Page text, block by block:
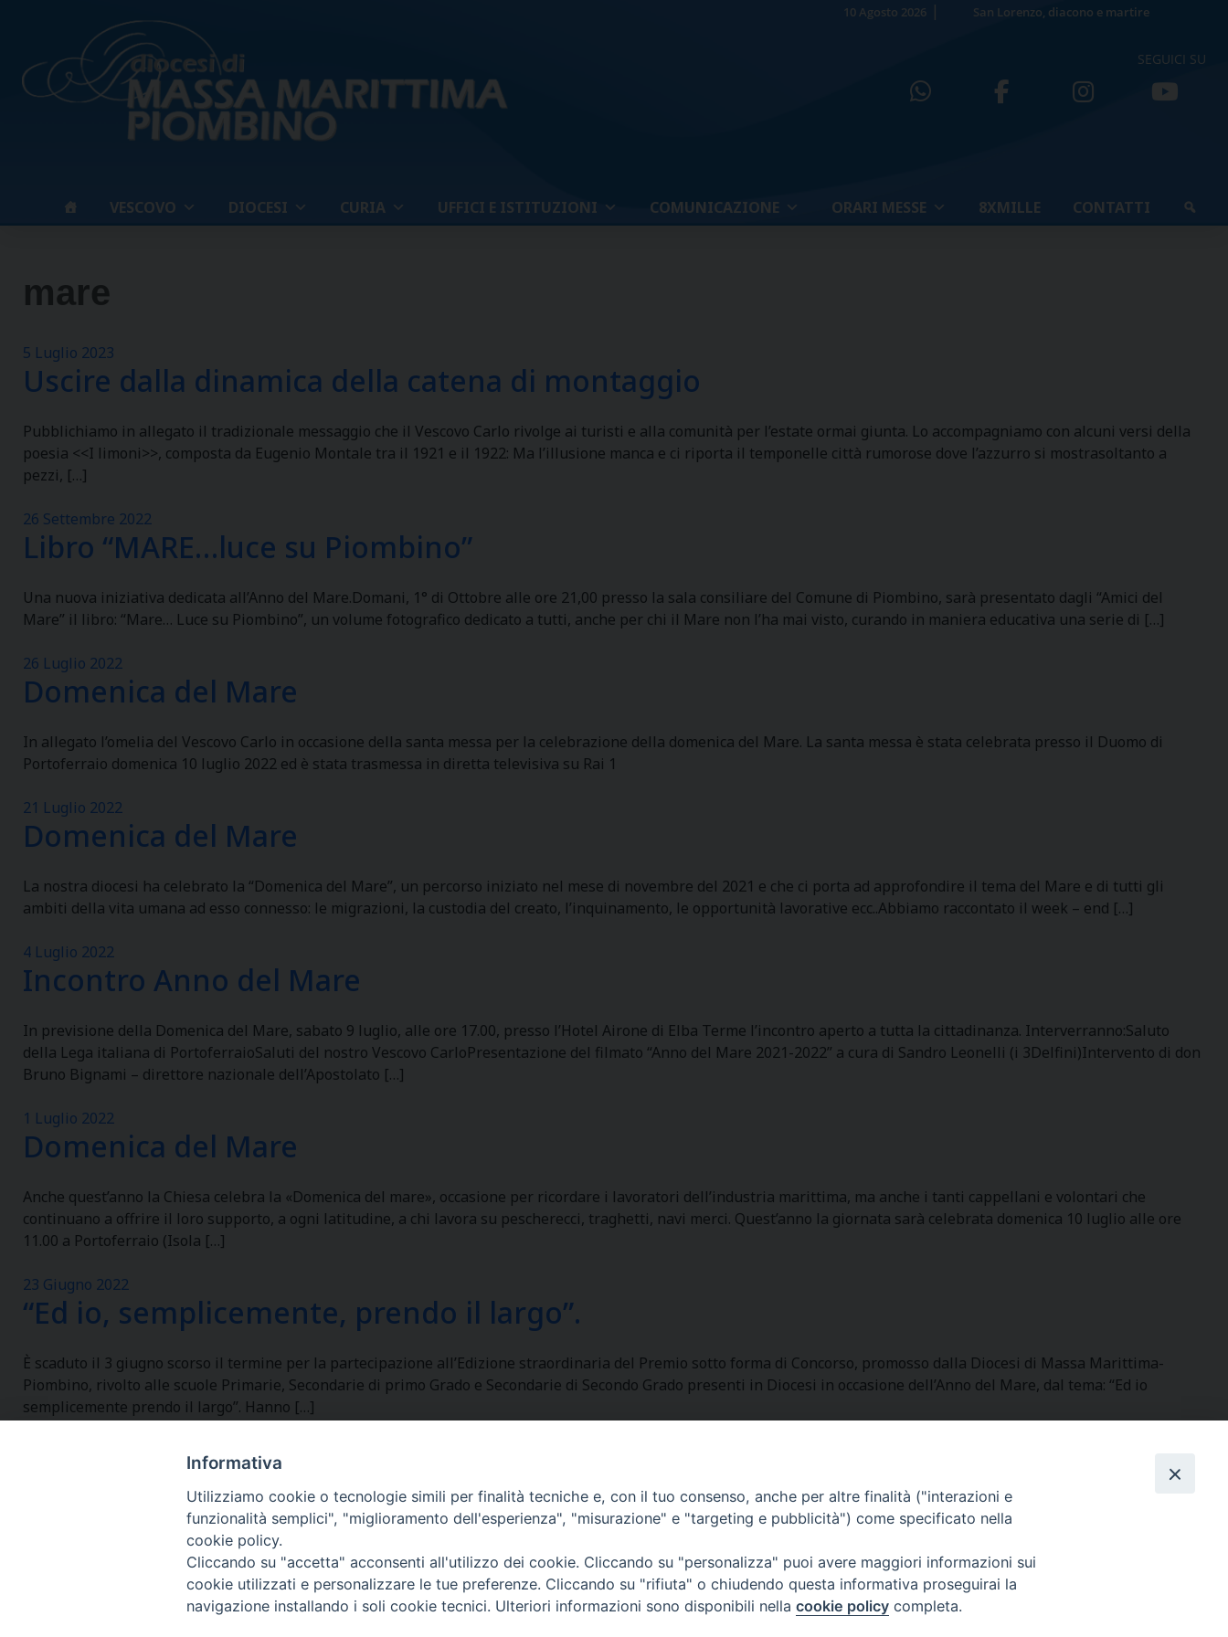
10 Agosto 2026 San Lorenzo, diacono e martire
SEGUICI SU
VESCOVO DIOCESI CURIA UFFICI E ISTITUZIONI COMUNICAZIONE ORARI MESSE 8XMILLE CONTATTI
mare
5 Luglio 2023
Uscire dalla dinamica della catena di montaggio
Pubblichiamo in allegato il tradizionale messaggio che il Vescovo Carlo rivolge ai turisti e alla comunità per l’estate ormai giunta. Lo accompagniamo con alcuni versi della
poesia <<I limoni>>, composta da Eugenio Montale tra il 1921 e il 1922: Ma l’illusione manca e ci riporta il temponelle città rumorose dove l’azzurro si mostrasoltanto a
pezzi, […]
26 Settembre 2022
Libro “MARE…luce su Piombino”
Una nuova iniziativa dedicata all’Anno del Mare.Domani, 1° di Ottobre alle ore 21,00 presso la sala consiliare del Comune di Piombino, sarà presentato dagli “Amici del
Mare” il libro: “Mare… Luce su Piombino”, un volume fotografico dedicato a tutti, anche per chi il Mare non l’ha mai visto, curando in maniera educativa una serie di […]
26 Luglio 2022
Domenica del Mare
In allegato l’omelia del Vescovo Carlo in occasione della santa messa per la celebrazione della domenica del Mare. La santa messa è stata celebrata presso il Duomo di
Portoferraio domenica 10 luglio 2022 ed è stata trasmessa in diretta televisiva su Rai 1
21 Luglio 2022
Domenica del Mare
La nostra diocesi ha celebrato la “Domenica del Mare”, un percorso iniziato nel mese di novembre del 2021 e che ci porta ad approfondire il tema del Mare e di tutti gli
ambiti della vita umana ad esso connesso: le migrazioni, la custodia del creato, l’inquinamento, le opportunità lavorative ecc..Abbiamo raccontato il week – end […]
4 Luglio 2022
Incontro Anno del Mare
In previsione della Domenica del Mare, sabato 9 luglio, alle ore 17.00, presso l’Hotel Airone di Elba Terme l’incontro aperto a tutta la cittadinanza. Interverranno:Saluto
della Lega italiana di PortoferraioSaluti del nostro Vescovo CarloPresentazione del filmato “Anno del Mare 2021-2022” a cura di Sandro Leonelli (i 3Delfini)Intervento di don
Bruno Bignami – direttore nazionale dell’Apostolato […]
1 Luglio 2022
Domenica del Mare
Anche quest’anno la Chiesa celebra la «Domenica del mare», occasione per ricordare i lavoratori dell’industria marittima, ma anche i tanti cappellani e volontari che
continuano a offrire il loro supporto, a ogni latitudine, a chi lavora su pescherecci, traghetti, navi merci. Quest’anno la giornata sarà celebrata domenica 10 luglio alle ore
11.00 a Portoferraio (Isola […]
23 Giugno 2022
“Ed io, semplicemente, prendo il largo”.
È scaduto il 3 giugno scorso il termine per la partecipazione all’Edizione straordinaria del Premio sotto forma di Concorso, promosso dalla Diocesi di Massa Marittima-
Piombino, rivolto alle scuole Primarie, Secondarie di primo Grado e Secondarie di Secondo Grado presenti in Diocesi in occasione dell’Anno del Mare, dal tema: “Ed io
semplicemente prendo il largo”. Hanno […]
Curia Massa Marittima:
P.zza Garibaldi 1 Tel: 0566 902039
Curia Piombino:
Via Don Minzoni,58/A Tel e Fax: 0565 32036
SEGUICI SU
Informativa
Utilizziamo cookie o tecnologie simili per finalità tecniche e, con il tuo consenso, anche per altre finalità ("interazioni e
funzionalità semplici", "miglioramento dell'esperienza", "misurazione" e "targeting e pubblicità") come specificato nella
cookie policy.
Cliccando su "accetta" acconsenti all'utilizzo dei cookie. Cliccando su "personalizza" puoi avere maggiori informazioni sui
cookie utilizzati e personalizzare le tue preferenze. Cliccando su "rifiuta" o chiudendo questa informativa proseguirai la
navigazione installando i soli cookie tecnici. Ulteriori informazioni sono disponibili nella cookie policy completa.